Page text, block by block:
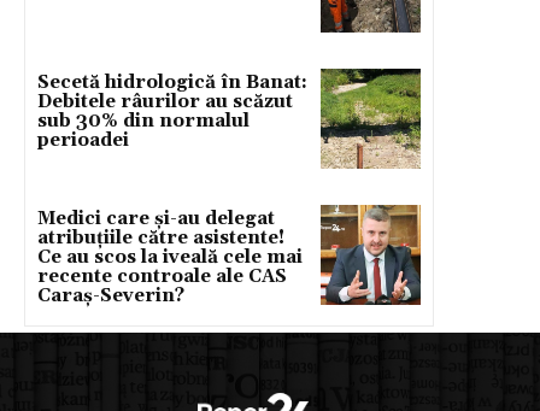
Secetă hidrologică în Banat:
Debitele râurilor au scăzut
sub 30% din normalul
perioadei
Medici care și-au delegat
atribuțiile către asistente!
Ce au scos la iveală cele mai
recente controale ale CAS
Caraș-Severin?